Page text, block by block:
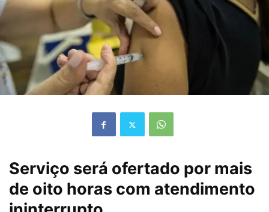
Serviço será ofertado por mais
de oito horas com atendimento